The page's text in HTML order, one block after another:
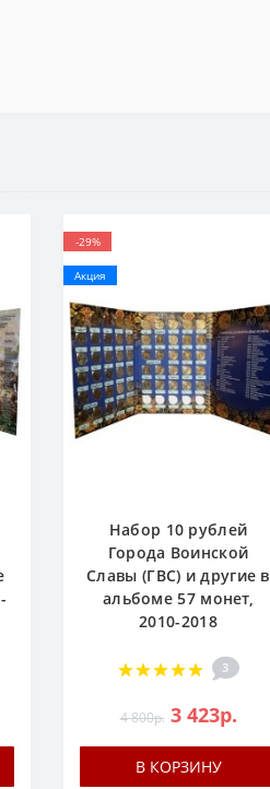
-29%
Акция
Набор 10 рублей
Города Воинской
Славы (ГВС) и другие в
альбоме 57 монет,
2010-2018
3
4 800р. 3 423р.
В КОРЗИНУ